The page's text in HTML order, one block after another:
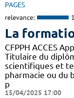
PAGES
relevance:
La
CFPPH ACCES
Titulaire du
scientifiques et
pharmacie ou du
p
15/04/2025 17:00